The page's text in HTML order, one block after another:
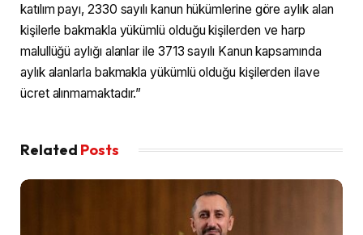
katılım payı, 2330 sayılı kanun hükümlerine göre aylık alan
kişilerle bakmakla yükümlü olduğu kişilerden ve harp
malullüğü aylığı alanlar ile 3713 sayılı Kanun kapsamında
aylık alanlarla bakmakla yükümlü olduğu kişilerden ilave
ücret alınmamaktadır.”
Related Posts